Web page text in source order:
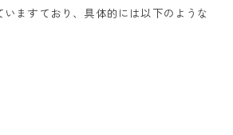
ますており、具体的には以下のような